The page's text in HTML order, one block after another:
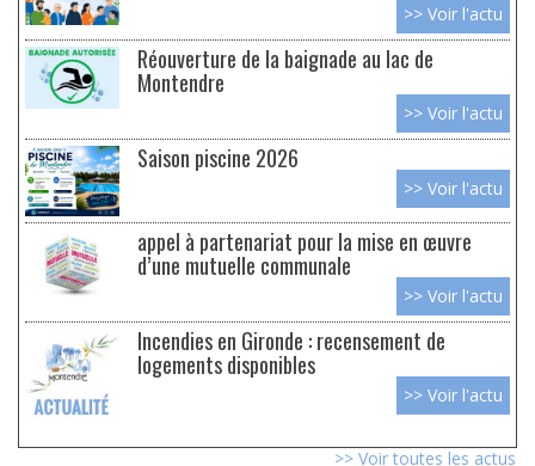
>> Voir l'actu
Réouverture de la baignade au lac de
Montendre
>> Voir l'actu
Saison piscine 2026
>> Voir l'actu
appel à partenariat pour la mise en œuvre
d’une mutuelle communale
>> Voir l'actu
Incendies en Gironde : recensement de
logements disponibles
>> Voir l'actu
>> Voir toutes les actus